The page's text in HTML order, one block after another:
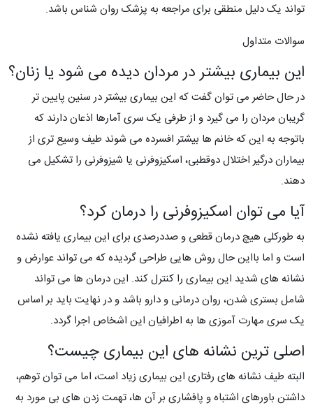
تواند یک دلیل منطقی برای مراجعه به پزشک روان شناس باشد.
سوالات متداول
این بیماری بیشتر در مردان دیده می شود یا زنان؟
در حال حاضر می توان گفت که این بیماری بیشتر در سنین پایین تر
گریبان مردان را می گیرد و از طرفی یک سری آمارها اذعان دارند که
باتوجه به این که خانم ها بیشتر افسرده می شوند طیف وسیع تری از
بیماران درگیر اختلال دوقطبی، اسکیزوفرنی یا شیزوفرنی را تشکیل می
دهند.
آیا می توان اسکیزوفرنی را درمان کرد؟
به طورکلی هیچ درمان قطعی و صددرصدی برای این بیماری یافته نشده
است و اما بااین حال روش هایی طراحی گردیده که می تواند عوارض و
نشانه های شدید این بیماری را کنترل کند. این درمان ها می تواند
شامل بستری شدن، روان درمانی و دارو باشد و در نهایت باید بر اساس
یک سری مهارت آموزی ها به اطرافیان این اشخاص اجرا گردد.
اصلی ترین نشانه های این بیماری چیست؟
البته طیف نشانه های رفتاری این بیماری زیاد است، اما می توان توهم،
داشتن باورهای اشتباه و پافشاری بر آن ها، تهمت زدن های بی مورد به